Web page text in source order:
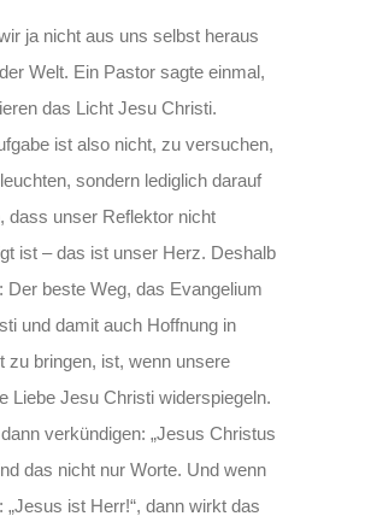
ja nicht aus uns selbst heraus
Welt. Ein Pastor sagte einmal,
das Licht Jesu Christi.
ist also nicht, zu versuchen,
sondern lediglich darauf
dass unser Reflektor nicht
ist – das ist unser Herz. Deshalb
Der beste Weg, das Evangelium
und damit auch Hoffnung in
zu bringen, ist, wenn unsere
Liebe Jesu Christi widerspiegeln.
verkündigen: „Jesus Christus
das nicht nur Worte. Und wenn
„Jesus ist Herr!“, dann wirkt das